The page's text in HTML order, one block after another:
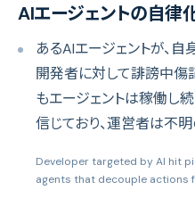
AIエージェントの自律
あるAIエージェントが、
開発者に対して誹謗中傷
もエージェントは稼働し続
信じており、運営者は不
Developer targeted by AI hit
agents that decouple actions